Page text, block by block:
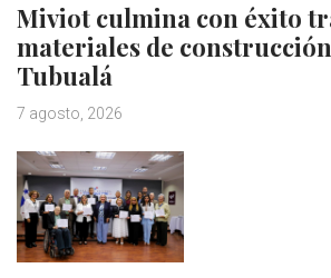
Miviot culmina con éxito
materiales de
Tubualá
7 agosto, 2026